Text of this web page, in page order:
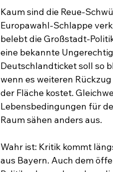
Kaum sind die Reue-
Europawahl-Schlappe
belebt die Großstadt-
eine bekannte
Deutschlandticket soll so
wenn es weiteren
der Fläche kostet.
Lebensbedingungen für
Raum sähen anders aus.
Wahr ist: Kritik kommt
aus Bayern. Auch dem